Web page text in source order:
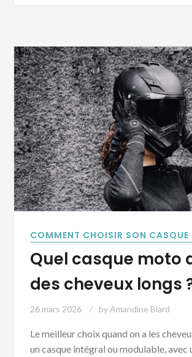
COMMENT CHOISIR SON
Quel casque moto
des cheveux longs
26 mars 2026 byAmandine Blard
Le meilleur choix quand on a les
un casque intégral ou modulable, avec